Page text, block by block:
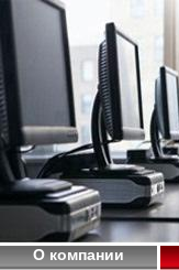
О компании